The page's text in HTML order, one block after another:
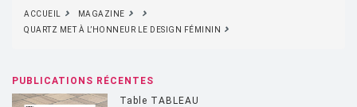
ACCUEIL
MAGAZINE
QUARTZ MET À L’HONNEUR LE DESIGN FÉMININ
PUBLICATIONS RÉCENTES
Table TABLEAU